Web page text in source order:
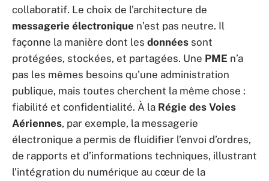
collaboratif. Le choix de l’architecture de
messagerie électronique n’est pas neutre. Il
façonne la manière dont les données sont
protégées, stockées, et partagées. Une PME n’a
pas les mêmes besoins qu’une administration
publique, mais toutes cherchent la même chose :
fiabilité et confidentialité. À la Régie des Voies
Aériennes, par exemple, la messagerie
électronique a permis de fluidifier l’envoi d’ordres,
de rapports et d’informations techniques, illustrant
l’intégration du numérique au cœur de la